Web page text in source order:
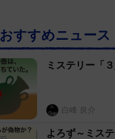
おすすめニュース
ミステリー「
白峰 良介
よろず～ミス